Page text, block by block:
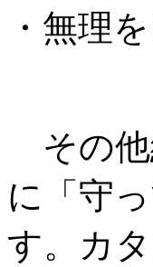
・無理
その他
に「守
す。カ